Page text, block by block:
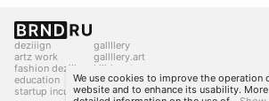
deziiign
artz work
fashion deziiign
education
startup incubator
gallllery
gallllery.art
kiiids.art
We use cookies to improve the operation
website and to enhance its usability. More